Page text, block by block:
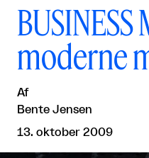
BUSINESS
moderne
Af
Bente Jensen
13. oktober 2009